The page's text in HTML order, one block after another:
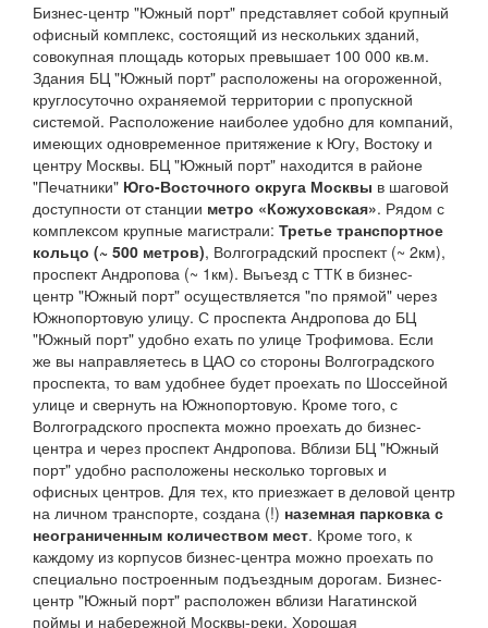
Бизнес-центр "Южный порт" представляет собой крупный
офисный комплекс, состоящий из нескольких зданий,
совокупная площадь которых превышает 100 000 кв.м.
Здания БЦ "Южный порт" расположены на огороженной,
круглосуточно охраняемой территории с пропускной
системой. Расположение наиболее удобно для компаний,
имеющих одновременное притяжение к Югу, Востоку и
центру Москвы. БЦ "Южный порт" находится в районе
"Печатники" Юго-Восточного округа Москвы в шаговой
доступности от станции метро «Кожуховская». Рядом с
комплексом крупные магистрали: Третье транспортное
кольцо (~ 500 метров), Волгоградский проспект (~ 2км),
проспект Андропова (~ 1км). Выъезд с ТТК в бизнес-
центр "Южный порт" осуществляется "по прямой" через
Южнопортовую улицу. С проспекта Андропова до БЦ
"Южный порт" удобно ехать по улице Трофимова. Если
же вы направляетесь в ЦАО со стороны Волгоградского
проспекта, то вам удобнее будет проехать по Шоссейной
улице и свернуть на Южнопортовую. Кроме того, с
Волгоградского проспекта можно проехать до бизнес-
центра и через проспект Андропова. Вблизи БЦ "Южный
порт" удобно расположены несколько торговых и
офисных центров. Для тех, кто приезжает в деловой центр
на личном транспорте, создана (!) наземная парковка с
неограниченным количеством мест. Кроме того, к
каждому из корпусов бизнес-центра можно проехать по
специально построенным подъездным дорогам. Бизнес-
центр "Южный порт" расположен вблизи Нагатинской
поймы и набережной Москвы-реки. Хорошая